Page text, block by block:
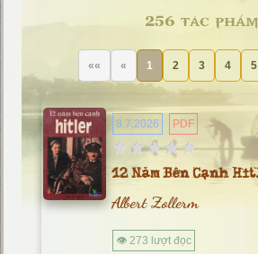
256 tác phẩm
«« « 1 2 3 4 5
8.7.2026 PDF
12 Năm Bên Cạnh
Albert Zollerm
👁 273 lượt đọc